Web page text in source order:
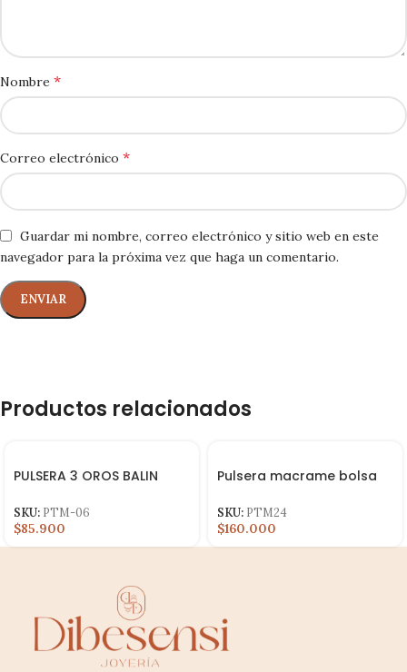
Nombre *
Correo electrónico *
Guardar mi nombre, correo electrónico y sitio web en este
navegador para la próxima vez que haga un comentario.
Productos relacionados
PULSERA 3 OROS BALIN
SKU: PTM-06
$85.900
Pulsera macrame bolsa
frances 4m
SKU: PTM24
$160.000